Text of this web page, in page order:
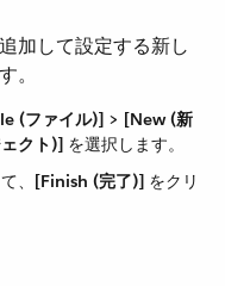
加して設定する新し
。
(ファイル)] > [New (新
クト)] ​ を選択します。
、​ [Finish (完了)] ​ をクリ